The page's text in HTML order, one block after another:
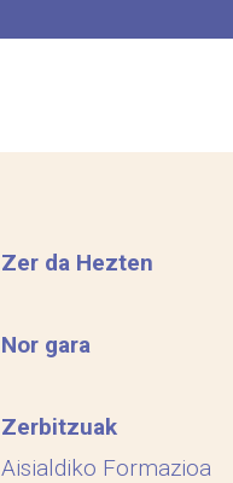
Zer da Hezten
Nor gara
Zerbitzuak
Aisialdiko Formazioa